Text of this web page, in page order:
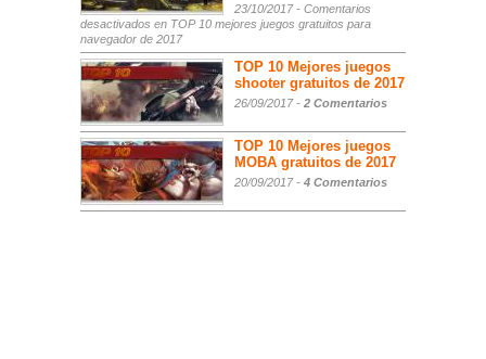
23/10/2017 - Comentarios
desactivados en TOP 10 mejores juegos gratuitos para
navegador de 2017
TOP 10 Mejores juegos
shooter gratuitos de 2017
26/09/2017 - 2 Comentarios
TOP 10 Mejores juegos
MOBA gratuitos de 2017
20/09/2017 - 4 Comentarios